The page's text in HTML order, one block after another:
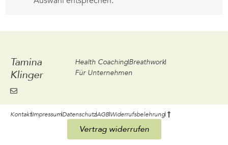
Tamina
Klinger
Health CoachingBreathwork
Für Unternehmen
KontaktImpressumDatenschutzAGBWiderrufsbelehrung
Vertrag widerrufen